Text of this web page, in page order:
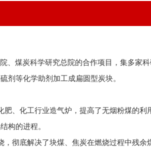
煤炭科学研究总院的合作项目，集多家科
剂等化学助剂加工成扁圆型炭块。
化工行业造气炉，提高了无烟粉煤的利
构的进程。
底解决了块煤、焦炭在燃烧过程中残余